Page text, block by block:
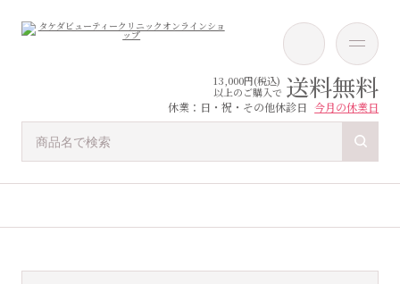
13,000円(税込)
以上のご購入で 送料無料
休業：日・祝・その他休診日 今月の休業日